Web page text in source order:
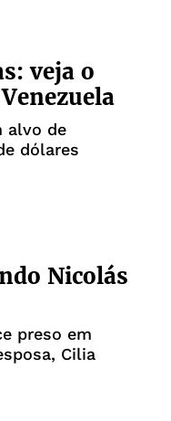
veja o
alvo de
dólares
Nicolás
preso em
Cilia